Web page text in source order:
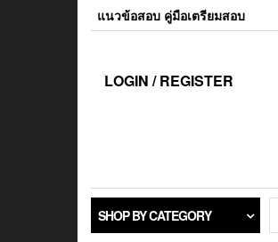
แนวข้อสอบ คู่มือเตรียมสอบ
LOGIN / REGISTER
SHOP BY CATEGORY